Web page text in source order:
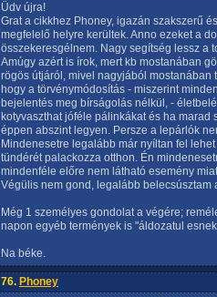
Üdv újra!
Grat a cikkhez Phoney, igazán szakszerű
megfelelő helyre kerültek. Anno ezeket a
összekeresgélnem. Nagy segítség lessz a
Amúgy azért is írok, mert kb mostanában
rögös útjáról, mivel nagyjából mostanában
hogy a törvénymódosítás - miszerint
bejelentés meg bírságolás nélkül, -
kotyvaszthat jóféle pálinkákat és ha
éppen abszint legyen. Persze a lepárlók
Mindenesetre legalább már nyíltan fel
tündérét palackozza otthon. Én
mindenféle előre nem látható esemény
Végülis nem gond, legalább belecsúsztam
Még 1 személyes gondolat a végére;
napon egyéb termények is "áldozatul
Na béke.
76. Phoney